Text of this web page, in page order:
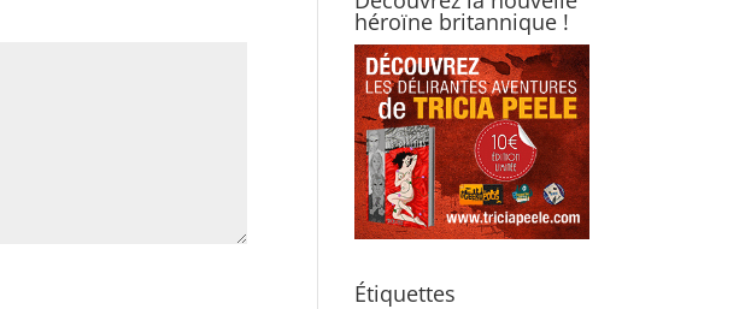
héroïne britannique !
Étiquettes